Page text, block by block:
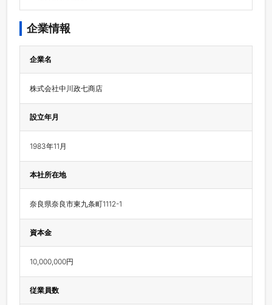
企業情報
企業名
株式会社中川政七商店
設立年月
1983年11月
本社所在地
奈良県奈良市東九条町1112-1
資本金
10,000,000円
従業員数